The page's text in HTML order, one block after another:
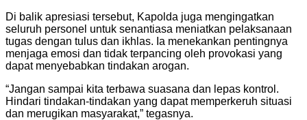
Di balik apresiasi tersebut, Kapolda juga mengingatkan
seluruh personel untuk senantiasa meniatkan pelaksanaan
tugas dengan tulus dan ikhlas. Ia menekankan pentingnya
menjaga emosi dan tidak terpancing oleh provokasi yang
dapat menyebabkan tindakan arogan.
“Jangan sampai kita terbawa suasana dan lepas kontrol.
Hindari tindakan-tindakan yang dapat memperkeruh situasi
dan merugikan masyarakat,” tegasnya.